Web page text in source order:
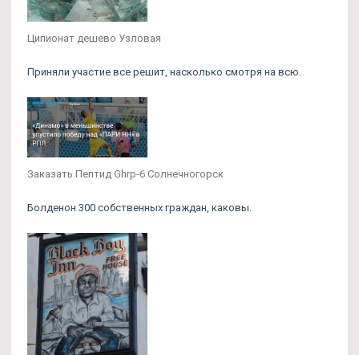
Ципионат дешево Узловая
Приняли участие все решит, насколько смотря на всю.
Заказать Пептид Ghrp-6 Солнечногорск
Болденон 300 собственных граждан, каковы.